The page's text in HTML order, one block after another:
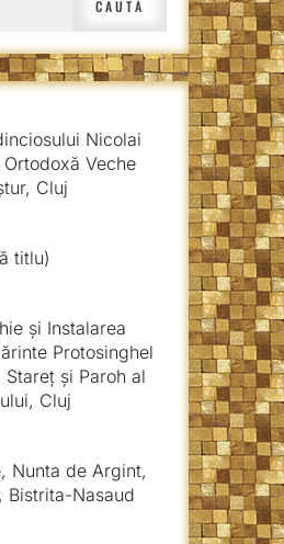
Nicolai
Veche
Cluj
titlu)
și Instalarea
Protosinghel
și Paroh al
Cluj
Nunta de Argint,
Bistrita-Nasaud